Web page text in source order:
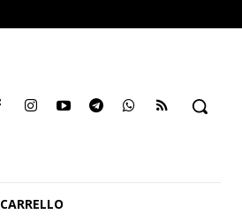
CARRELLO